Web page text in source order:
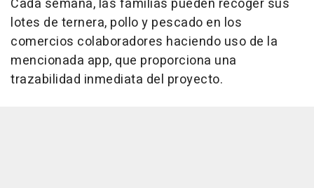
Cada semana, las familias pueden recoger sus
lotes de ternera, pollo y pescado en los
comercios colaboradores haciendo uso de la
mencionada app, que proporciona una
trazabilidad inmediata del proyecto.